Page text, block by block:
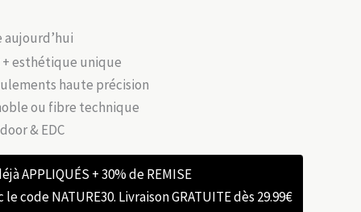
+ esthétique unique
haute précision
ou fibre technique
& EDC
APPLIQUÉS + 30% de REMISE
le code NATURE30. Livraison GRATUITE dès 29.99€